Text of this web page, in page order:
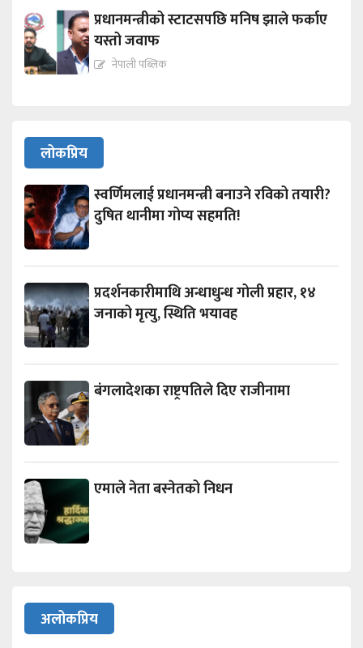
प्रधानमन्त्रीको स्टाटसपछि मनिष झाले फर्काए
यस्तो जवाफ
नेपाली पब्लिक
लोकप्रिय
स्वर्णिमलाई प्रधानमन्त्री बनाउने रविको तयारी?
दुषित थानीमा गोप्य सहमति!
प्रदर्शनकारीमाथि अन्धाधुन्ध गोली प्रहार, १४
जनाको मृत्यु, स्थिति भयावह
बंगलादेशका राष्ट्रपतिले दिए राजीनामा
एमाले नेता बस्नेतको निधन
अलोकप्रिय